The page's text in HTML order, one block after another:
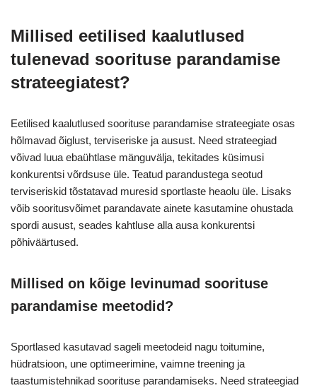
Millised eetilised kaalutlused
tulenevad soorituse parandamise
strateegiatest?
Eetilised kaalutlused soorituse parandamise strateegiate osas
hõlmavad õiglust, terviseriske ja ausust. Need strateegiad
võivad luua ebaühtlase mänguvälja, tekitades küsimusi
konkurentsi võrdsuse üle. Teatud parandustega seotud
terviseriskid tõstatavad muresid sportlaste heaolu üle. Lisaks
võib sooritusvõimet parandavate ainete kasutamine ohustada
spordi ausust, seades kahtluse alla ausa konkurentsi
põhiväärtused.
Millised on kõige levinumad soorituse
parandamise meetodid?
Sportlased kasutavad sageli meetodeid nagu toitumine,
hüdratsioon, une optimeerimine, vaimne treening ja
taastumistehnikad soorituse parandamiseks. Need strateegiad